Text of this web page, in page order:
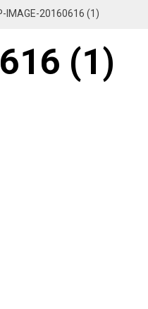
IMAGE-20160616 (1)
(1)